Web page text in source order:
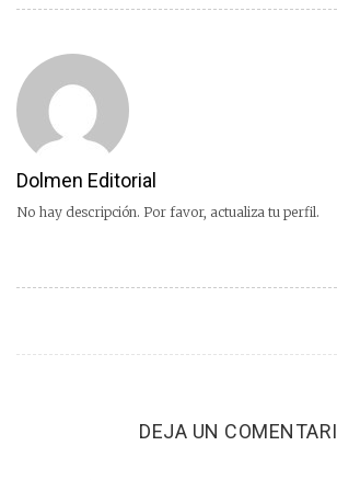
Dolmen Editorial
No hay descripción. Por favor, actualiza tu perfil.
DEJA UN